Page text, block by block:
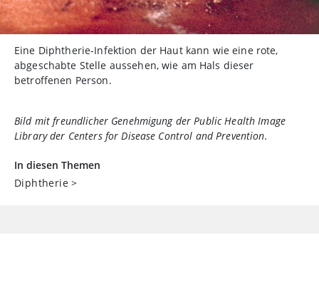
Eine Diphtherie-Infektion der Haut kann wie eine rote,
abgeschabte Stelle aussehen, wie am Hals dieser
betroffenen Person.
Bild mit freundlicher Genehmigung der Public Health Image
Library der Centers for Disease Control and Prevention.
In diesen Themen
Diphtherie >